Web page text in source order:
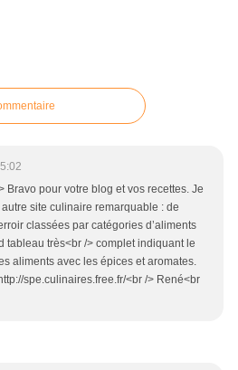
Bravo pour votre blog et vos recettes. Je
site culinaire remarquable : de
classées par catégories d’aliments
tableau très<br /> complet indiquant le
aliments avec les épices et aromates.
spe.culinaires.free.fr/<br /> René<br